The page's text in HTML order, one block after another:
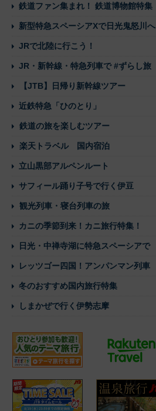
鉄道ファン集まれ！ 鉄道博物館特集
新型特急スペーシアXで日光鬼怒川へ
JRで北陸に行こう！
JR・新幹線・特急列車で #ずらし旅
【JTB】日帰り新幹線ツアー
近鉄特急「ひのとり」
鉄道の旅を楽しむツアー
楽天トラベル 国内宿泊
立山黒部アルペンルート
サフィール踊り子号で行く伊豆
観光列車・寝台列車の旅
カニの季節到来！カニ旅行特集！
日光・中禅寺湖に特急スペーシアで
レッツゴー四国！アンパンマン列車
冬のおすすめ国内旅行特集
しまかぜで行く伊勢志摩